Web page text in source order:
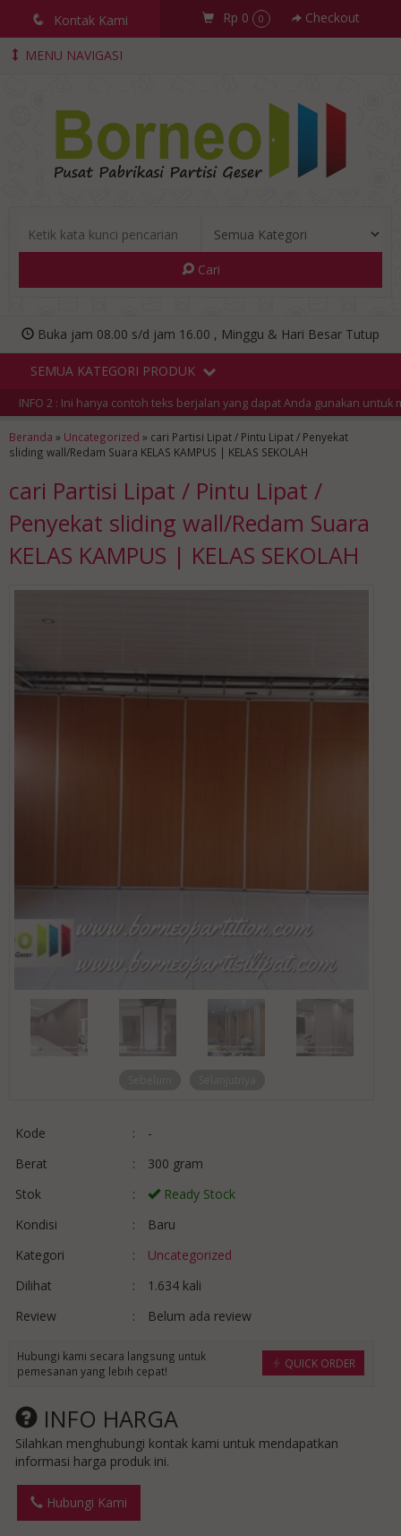
q Kontak Kami Rp 0 0 Checkout
MENU NAVIGASI
Cari
Buka jam 08.00 s/d jam 16.00 , Minggu & Hari Besar Tutup
SEMUA KATEGORI PRODUK
2 : Ini hanya contoh teks berjalan yang dapat Anda gunakan untuk
Beranda » Uncategorized » cari Partisi Lipat / Pintu Lipat / Penyekat
sliding wall/Redam Suara KELAS KAMPUS | KELAS SEKOLAH
cari Partisi Lipat / Pintu Lipat /
Penyekat sliding wall/Redam Suara
KELAS KAMPUS | KELAS SEKOLAH
Kode :
-
Berat
:
300 gram
Stok
:
Ready Stock
Kondisi
:
Baru
Kategori
:
Uncategorized
Dilihat
:
1.634 kali
Review
: Belum ada review
QUICK ORDER
Hubungi kami secara langsung untuk
pemesanan yang lebih cepat!
INFO HARGA
Silahkan menghubungi kontak kami untuk mendapatkan
informasi harga produk ini.
Hubungi Kami